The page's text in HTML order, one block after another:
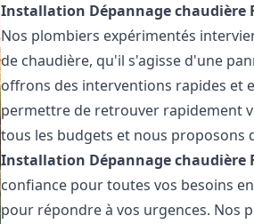
Installation Dépannage chaudière
Nos plombiers expérimentés
de chaudière, qu'il s'agisse d'une
offrons des interventions rapides et
permettre de retrouver rapidement
tous les budgets et nous proposons
Installation Dépannage chaudière
confiance pour toutes vos besoins
pour répondre à vos urgences. Nos